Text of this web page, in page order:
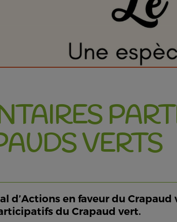
VERTS
d’Actions en faveur du
du Crapaud vert.